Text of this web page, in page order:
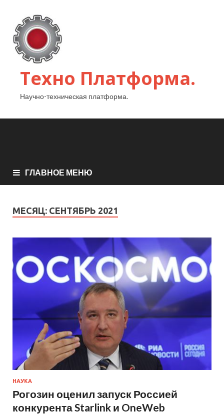
Техно Платформа.
Научно-техническая платформа.
ГЛАВНОЕ МЕНЮ
МЕСЯЦ: СЕНТЯБРЬ 2021
НАУКА
Рогозин оценил запуск Россией
конкурента Starlink и OneWeb